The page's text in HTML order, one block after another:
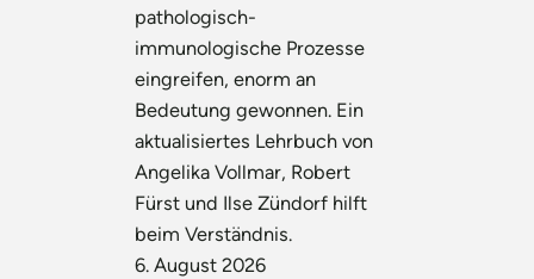
pathologisch-
immunologische Prozesse
eingreifen, enorm an
Bedeutung gewonnen. Ein
aktualisiertes Lehrbuch von
Angelika Vollmar, Robert
Fürst und Ilse Zündorf hilft
beim Verständnis.
6. August 2026